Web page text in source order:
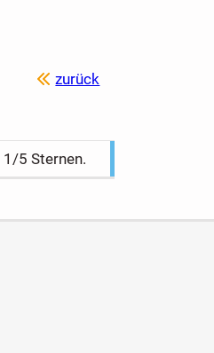
zurück
1 /5 Sternen.